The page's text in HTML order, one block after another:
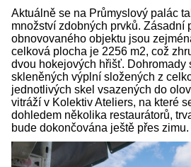
Aktuálně se na Průmyslový palác
množství zdobných prvků. Zásadní
obnovovaného objektu jsou
celková plocha je 2256 m2, což
dvou hokejových hřišť. Dohromady
skleněných výplní složených z
jednotlivých skel vsazených do
vitráží v Kolektiv Ateliers, na které
dohledem několika restaurátorů,
bude dokončována ještě přes zimu.